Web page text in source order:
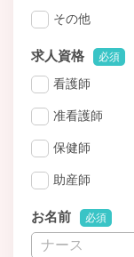
その他
求人資格 必須
看護師
准看護師
保健師
助産師
お名前 必須